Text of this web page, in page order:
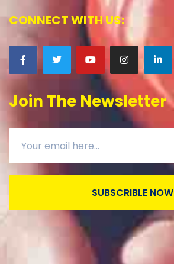
CONNECT WITH US:
Join The Newsletter
SUBSCRIBLE NOW